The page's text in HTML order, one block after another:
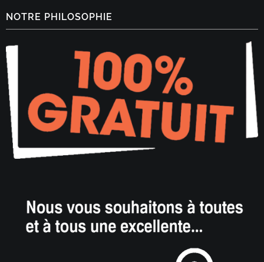
NOTRE PHILOSOPHIE